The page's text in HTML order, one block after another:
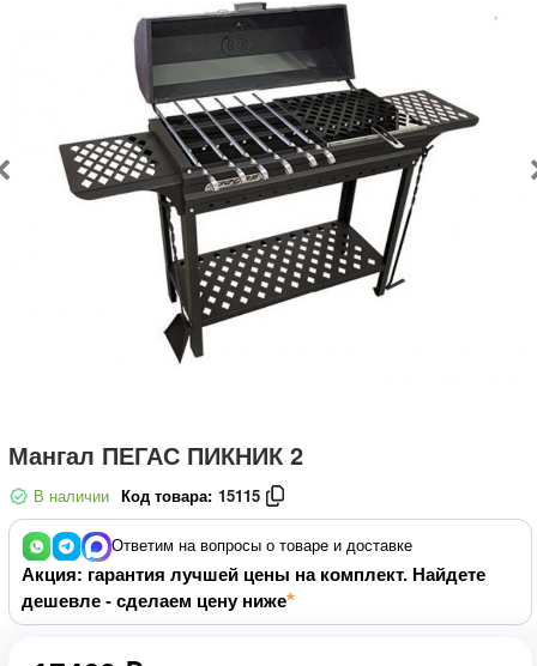
Мангал ПЕГАС ПИКНИК 2
В наличии Код товара: 15115
Ответим на вопросы о товаре и доставке
Акция: гарантия лучшей цены на комплект. Найдете
дешевле - сделаем цену ниже